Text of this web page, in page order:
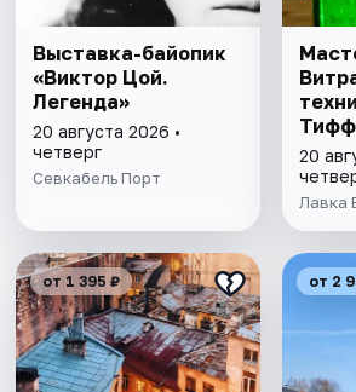
Выставка-байопик
«Виктор Цой.
Легенда»
20 августа 2026 •
четверг
Севкабель Порт
20
Лавка
от 1 395 ₽ от 2